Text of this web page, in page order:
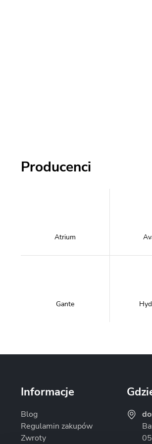
Producenci
Atrium
Gante
Informacje
Blog
Regulamin zakupów
Zwroty